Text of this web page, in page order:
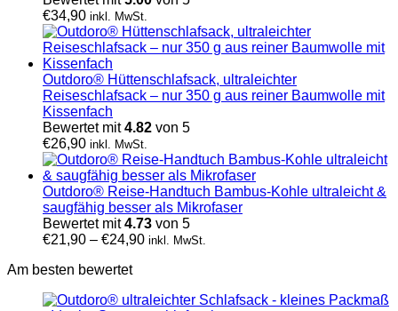
€34,90 inkl. MwSt.
Outdoro® Hüttenschlafsack, ultraleichter
Reiseschlafsack – nur 350 g aus reiner Baumwolle mit
Kissenfach
Bewertet mit4.82 von 5
€26,90 inkl. MwSt.
Outdoro® Reise-Handtuch Bambus-Kohle ultraleicht &
saugfähig besser als Mikrofaser
Bewertet mit4.73 von 5
€21,90 – €24,90 inkl. MwSt.
Am besten bewertet